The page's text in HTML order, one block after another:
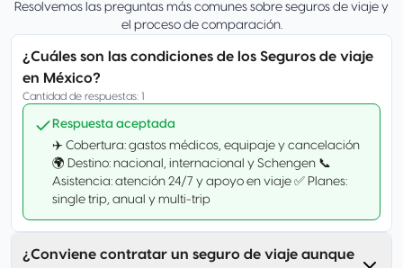
Resolvemos las preguntas más comunes sobre seguros de viaje y
el proceso de comparación.
¿Cuáles son las condiciones de los Seguros de viaje
en México?
Cantidad de respuestas: 1
Respuesta aceptada
✈️ Cobertura: gastos médicos, equipaje y cancelación
🌍 Destino: nacional, internacional y Schengen 📞
Asistencia: atención 24/7 y apoyo en viaje ✅ Planes:
single trip, anual y multi-trip
¿Conviene contratar un seguro de viaje aunque